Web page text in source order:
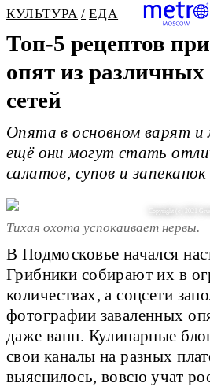
КУЛЬТУРА ЕДА
Топ-5 рецептов
опят из
сетей
Опята в основном варят
ещё они могут стать
салатов, супов и запеканок
Copyright (c) 2021
Тихая охота успокаивает нервы.
В Подмосковье начался
Грибники собирают их в
количествах, а соцсети
фотографии заваленных
даже ванн. Кулинарные
свои каналы на разных
выяснилось, вовсю учат